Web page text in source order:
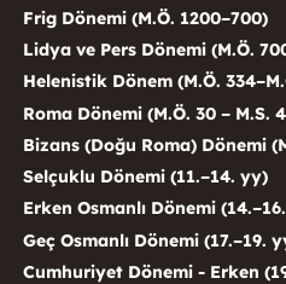
Frig Dönemi (M.Ö. 1200–700)
Lidya ve Pers Dönemi (M.Ö.
Helenistik Dönem (M.Ö.
Roma Dönemi (M.Ö. 30 – M.S.
Bizans (Doğu Roma) Dönemi
Selçuklu Dönemi (11.–14. yy)
Erken Osmanlı Dönemi
Geç Osmanlı Dönemi (17.–19.
Cumhuriyet Dönemi - Erken